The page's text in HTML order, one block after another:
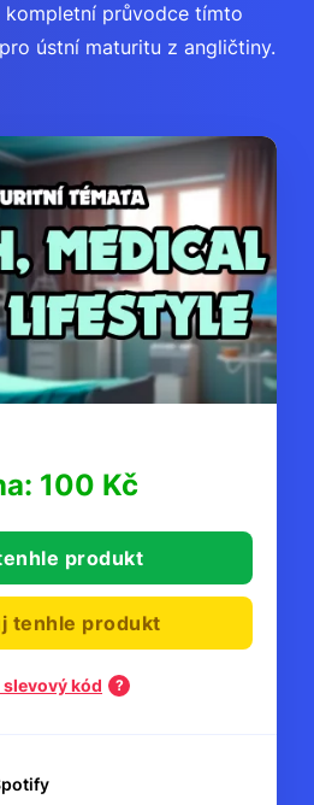
kompletní průvodce tímto
ústní maturitu z angličtiny.
100 Kč
produkt
tenhle produkt
slevový kód